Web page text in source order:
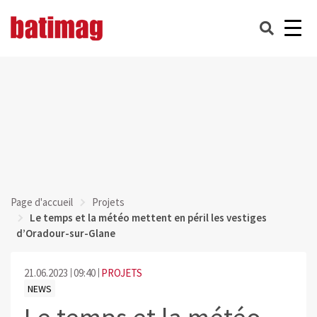
Page d'accueil
Projets
Le temps et la météo mettent en péril les vestiges
d’Oradour-sur-Glane
21.06.2023 09:40 PROJETS
NEWS